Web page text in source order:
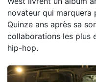
novateur qui marquera
Quinze ans après sa
collaborations les plus
hip-hop.